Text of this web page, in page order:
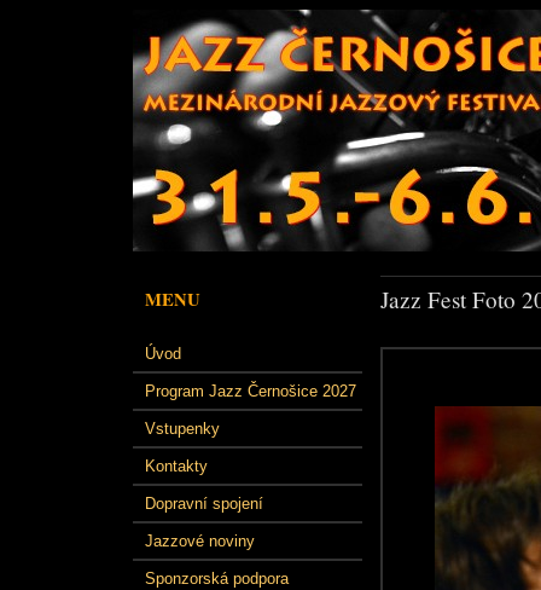
MENU
Úvod
Program Jazz Černošice 2027
Vstupenky
Kontakty
Dopravní spojení
Jazzové noviny
Sponzorská podpora
Jazz Fest Foto